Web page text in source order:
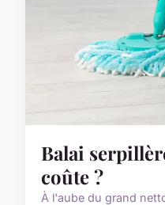
Balai
coûte ?
À l'aube du grand